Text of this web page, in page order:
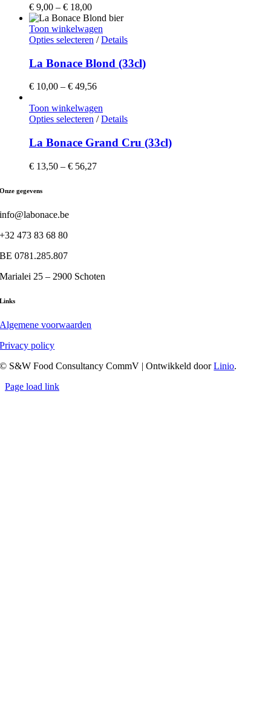
Deze
optie
kan
gekozen
worden
op
productpagina
€ 9,00 – € 18,00Prijsklasse:
€ 9,00
tot
€ 18,00
Toon winkelwagen
Opties selecteren Dit
heeft
meerdere
variaties.
optie
kan
gekozen
worden
op
/ Details
La Bonace Blond (33cl)
€ 10,00 – € 49,56Prijsklasse:
tot
€ 49,56
Toon winkelwagen
Opties selecteren Dit
heeft
meerdere
variaties.
/ Details
La Bonace Grand Cru (33cl)
€ 13,50 – € 56,27Prijsklasse:
Onze gegevens
info@labonace.be
+32 473 83 68 80
BE 0781.285.807
Marialei 25 – 2900 Schoten
Links
Algemene voorwaarden
Privacy policy
© S&W Food Consultancy CommV | Ontwikkeld doorLinio.
Page load link